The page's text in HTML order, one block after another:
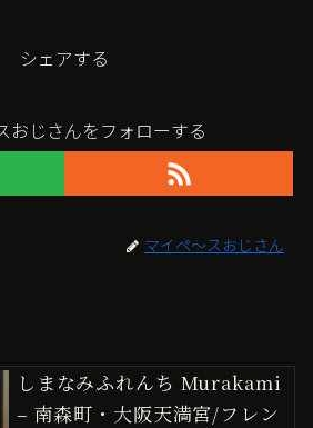
シェアする
おじさんをフォローする
マイペ〜スおじさん
しまなみふれんち Murakami
– 南森町・大阪天満宮/フレン